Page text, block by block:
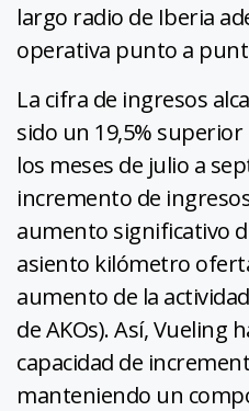
largo radio de Iberia
operativa punto a
La cifra de ingresos
sido un 19,5%
los meses de julio a
incremento de
aumento significativo
asiento kilómetro
aumento de la
de AKOs). Así, Vueling
capacidad de
manteniendo un